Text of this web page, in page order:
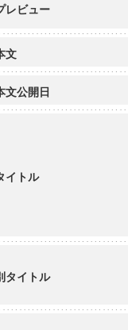
研究科
レビュー
文
文公開日
イトル
タイトル